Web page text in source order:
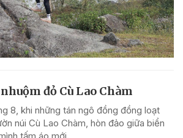
đỏ Cù Lao Chàm
8, khi những tán ngô đồng đồng loạt
núi Cù Lao Chàm, hòn đảo giữa biển